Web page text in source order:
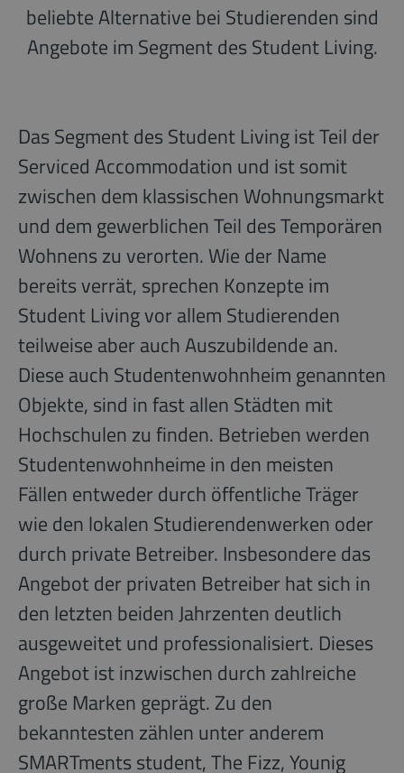
beliebte Alternative bei Studierenden sind
Angebote im Segment des Student Living.
Das Segment des Student Living ist Teil der
Serviced Accommodation und ist somit
zwischen dem klassischen Wohnungsmarkt
und dem gewerblichen Teil des Temporären
Wohnens zu verorten. Wie der Name
bereits verrät, sprechen Konzepte im
Student Living vor allem Studierenden
teilweise aber auch Auszubildende an.
Diese auch Studentenwohnheim genannten
Objekte, sind in fast allen Städten mit
Hochschulen zu finden. Betrieben werden
Studentenwohnheime in den meisten
Fällen entweder durch öffentliche Träger
wie den lokalen Studierendenwerken oder
durch private Betreiber. Insbesondere das
Angebot der privaten Betreiber hat sich in
den letzten beiden Jahrzenten deutlich
ausgeweitet und professionalisiert. Dieses
Angebot ist inzwischen durch zahlreiche
große Marken geprägt. Zu den
bekanntesten zählen unter anderem
SMARTments student, The Fizz, Younig